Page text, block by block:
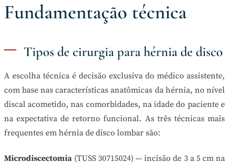
Fundamentação técnica
Tipos de cirurgia para hérnia de disco
A escolha técnica é decisão exclusiva do médico assistente,
com base nas características anatômicas da hérnia, no nível
discal acometido, nas comorbidades, na idade do paciente e
na expectativa de retorno funcional. As três técnicas mais
frequentes em hérnia de disco lombar são:
Microdiscectomia (TUSS 30715024) — incisão de 3 a 5 cm na